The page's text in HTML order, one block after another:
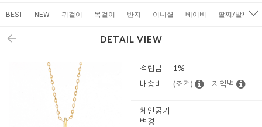
BEST NEW 귀걸이 목걸이 반지 이니셜 베이비 팔찌/발찌
DETAIL VIEW
적립금
1%
배송비
(조건) 지역별
체인굵기
변경